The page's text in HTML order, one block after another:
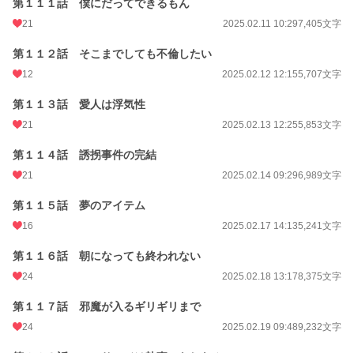
第１１１話 僕にだってできるもん
21 2025.02.11 10:297,405文字
第１１２話 そこまでしても不倫したい
12 2025.02.12 12:155,707文字
第１１３話 愛人は浮気性
21 2025.02.13 12:255,853文字
第１１４話 誘拐事件の完結
21 2025.02.14 09:296,989文字
第１１５話 夢のアイテム
16 2025.02.17 14:135,241文字
第１１６話 朝になっても終われない
24 2025.02.18 13:178,375文字
第１１７話 邪魔が入るギリギリまで
24 2025.02.19 09:489,232文字